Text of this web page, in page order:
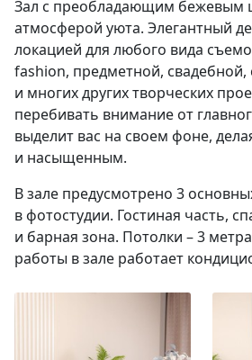
Зал с преобладающим бежевым
атмосферой уюта. Элегантный
локацией для любого вида
fashion, предметной, свадебной,
и многих других творческих
перебивать внимание от
выделит вас на своем фоне,
и насыщенным.
В зале предусмотрено 3
в фотостудии. Гостиная часть,
и барная зона. Потолки – 3
работы в зале работает